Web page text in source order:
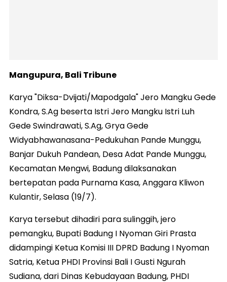
Mangupura, Bali Tribune
Karya "Diksa-Dvijati/Mapodgala" Jero Mangku Gede
Kondra, S.Ag beserta Istri Jero Mangku Istri Luh
Gede Swindrawati, S.Ag, Grya Gede
Widyabhawanasana-Pedukuhan Pande Munggu,
Banjar Dukuh Pandean, Desa Adat Pande Munggu,
Kecamatan Mengwi, Badung dilaksanakan
bertepatan pada Purnama Kasa, Anggara Kliwon
Kulantir, Selasa (19/7).
Karya tersebut dihadiri para sulinggih, jero
pemangku, Bupati Badung I Nyoman Giri Prasta
didampingi Ketua Komisi III DPRD Badung I Nyoman
Satria, Ketua PHDI Provinsi Bali I Gusti Ngurah
Sudiana, dari Dinas Kebudayaan Badung, PHDI